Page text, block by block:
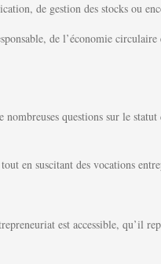
de gestion des stocks ou
de l’économie
questions sur le
en suscitant des vocations
est accessible, qu’il